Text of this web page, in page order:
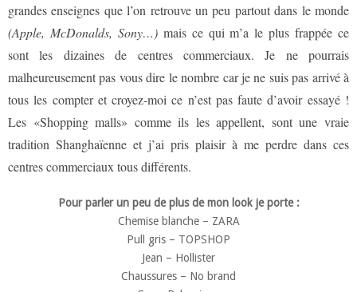
grandes enseignes que l’on retrouve un peu partout dans le monde
(Apple, McDonalds, Sony…)mais ce qui m’a le plus frappée ce
sont les dizaines de centres commerciaux. Je ne pourrais
malheureusement pas vous dire le nombre car je ne suis pas arrivé à
tous les compter et croyez-moi ce n’est pas faute d’avoir essayé !
Les «Shopping malls» comme ils les appellent, sont une vraie
tradition Shanghaïenne et j’ai pris plaisir à me perdre dans ces
centres commerciaux tous différents.
Pour parler un peu de plus de mon look je porte :
Chemise blanche – ZARA
Pull gris – TOPSHOP
Jean – Hollister
Chaussures – No brand